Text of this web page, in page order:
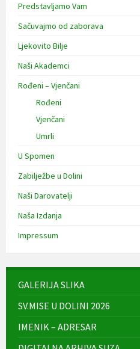
Predstavljamo Vam
Sačuvajmo od zaborava
Ljekovito Bilje
Naši Akademci
Rođeni – Vjenčani
Rođeni
Vjenčani
Umrli
U Spomen
Zabilježbe u Dolini
Naši Darovatelji
Naša Izdanja
Impressum
GALERIJA SLIKA
SV.MISE U DOLINI 2026
IMENIK – ADRESAR